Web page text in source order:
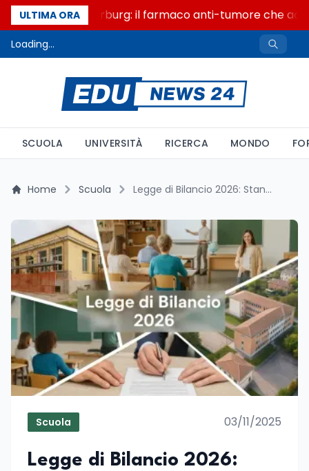
ULTIMA ORA
Un secolo di Warburg: il farmaco anti-tumore che
Loading...
SCUOLA UNIVERSITÀ RICERCA MONDO
Home Scuola Legge di Bilancio 2026: Stanziamenti, Borse di Studio e Novità per Scuola e Università
Scuola 03/11/2025
Legge di Bilancio 2026: